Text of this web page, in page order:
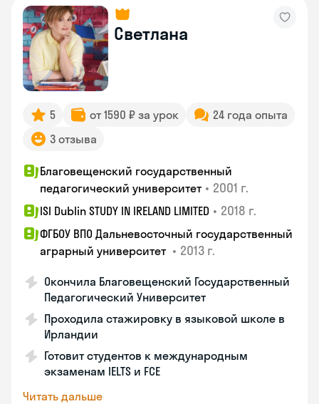
Светлана
5 от 1590 ₽ за урок
24 года опыта
3 отзыва
Благовещенский государственный
педагогический университет • 2001 г.
ISI Dublin STUDY IN IRELAND LIMITED • 2018 г.
ФГБОУ ВПО Дальневосточный государственный
аграрный университет • 2013 г.
Окончила Благовещенский Государственный
Педагогический Университет
Проходила стажировку в языковой школе в
Ирландии
Готовит студентов к международным
экзаменам IELTS и FCE
Читать дальше